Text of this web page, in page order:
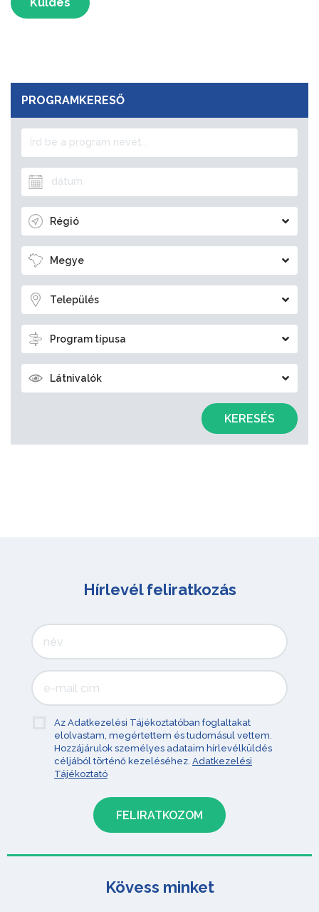
PROGRAMKERESŐ
Régió
Megye
Település
Program típusa
Látnivalók
KERESÉS
Hírlevél feliratkozás
Az Adatkezelési Tájékoztatóban foglaltakat
elolvastam, megértettem és tudomásul vettem.
Hozzájárulok személyes adataim hírlevélküldés
céljából történő kezeléséhez. Adatkezelési
Tájékoztató
Kövess minket